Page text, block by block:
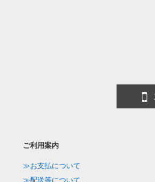
ご利用案内
≫お支払について
≫配送等について